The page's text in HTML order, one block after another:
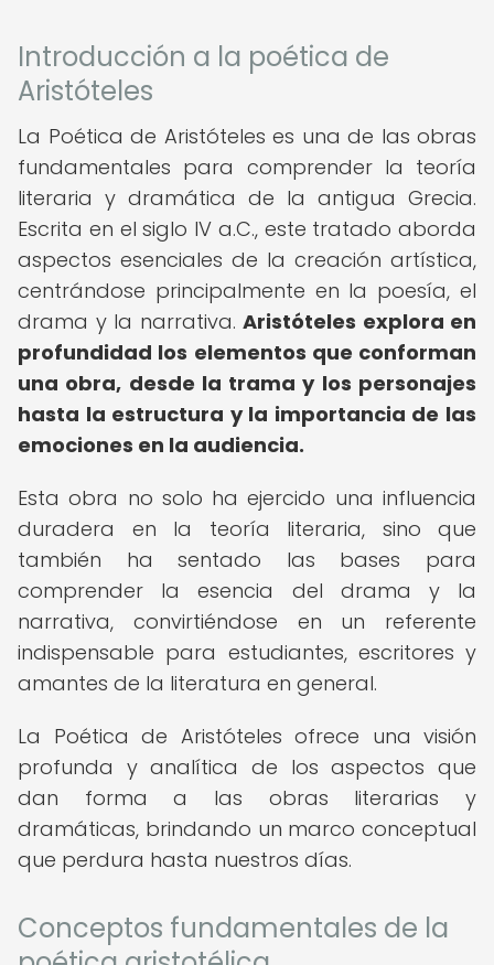
Introducción a la poética de
Aristóteles
La Poética de Aristóteles es una de las obras
fundamentales para comprender la teoría
literaria y dramática de la antigua Grecia.
Escrita en el siglo IV a.C., este tratado aborda
aspectos esenciales de la creación artística,
centrándose principalmente en la poesía, el
drama y la narrativa. Aristóteles explora en
profundidad los elementos que conforman
una obra, desde la trama y los personajes
hasta la estructura y la importancia de las
emociones en la audiencia.
Esta obra no solo ha ejercido una influencia
duradera en la teoría literaria, sino que
también ha sentado las bases para
comprender la esencia del drama y la
narrativa, convirtiéndose en un referente
indispensable para estudiantes, escritores y
amantes de la literatura en general.
La Poética de Aristóteles ofrece una visión
profunda y analítica de los aspectos que
dan forma a las obras literarias y
dramáticas, brindando un marco conceptual
que perdura hasta nuestros días.
Conceptos fundamentales de la